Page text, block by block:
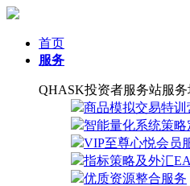
首页
服务
QHASK投资者服务站服
商品模拟交易特训
智能量化系统策略
VIP至尊心悦会员
指标策略及外汇
优质资源整合服务